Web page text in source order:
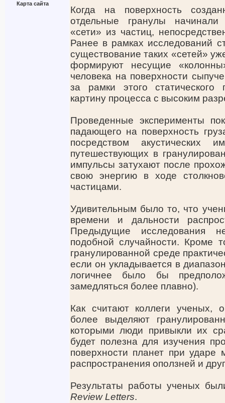
Карта сайта
Когда на поверхность
отдельные гранулы
«сети» из частиц,
Ранее в рамках исследований
существование таких «сетей»
формируют несущие
человека на поверхности
за рамки этого статического
картину процесса с высоким
Проведенные эксперименты
падающего на поверхность
посредством акустических
путешествующих в
импульсы затухают после
свою энергию в ходе
частицами.
Удивительным было то, что
времени и дальности
Предыдущие исследования
подобной случайности. Кроме
гранулированной среде
если он укладывается в
логичнее было бы
замедляться более плавно).
Как считают коллеги ученых,
более выделяют
которыми люди привыкли их
будет полезна для изучения
поверхности планет при ударе
распространения оползней и
Результаты работы ученых
Review Letters.